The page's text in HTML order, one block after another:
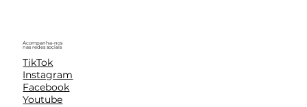
Acompanha-nos
nas redes sociais
TikTok
Instagram
Facebook
Youtube